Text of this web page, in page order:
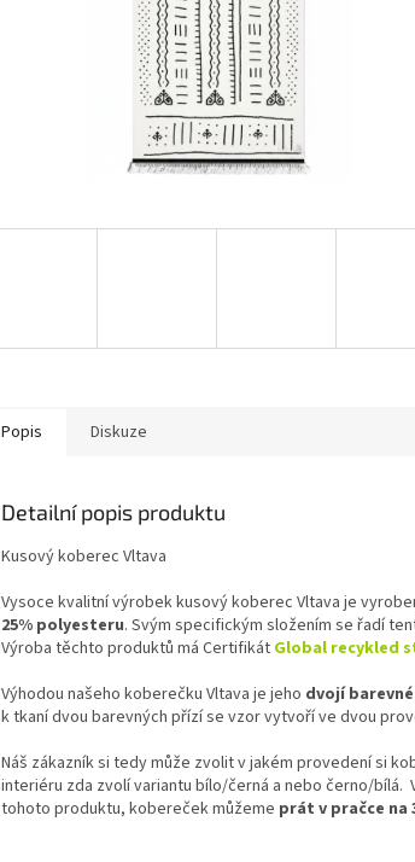
Popis Diskuze
Detailní popis produktu
Kusový koberec Vltava
Vysoce kvalitní výrobek kusový koberec Vltava je
25% polyesteru. Svým specifickým složením se řadí
Výroba těchto produktů má Certifikát Global recykled
Výhodou našeho koberečku Vltava je jeho dvojí
k tkaní dvou barevných přízí se vzor vytvoří ve dvou
Náš zákazník si tedy může zvolit v jakém provedení si
interiéru zda zvolí variantu bílo/černá a nebo černo/bílá.
tohoto produktu, kobereček můžeme prát v pračce na